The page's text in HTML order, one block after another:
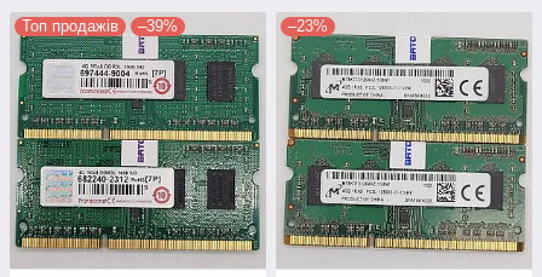
Топ продажів –39% –23%